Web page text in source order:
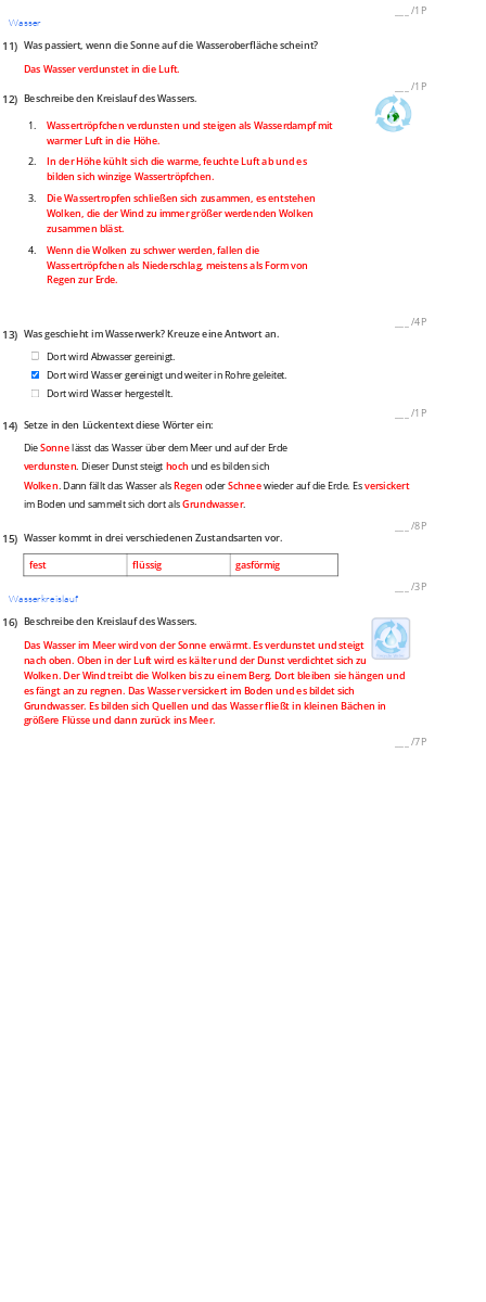
/1P
Wasser
11) Was passiert, wenn die Sonne auf die Wasseroberfläche scheint?
Das Wasser verdunstet in die Luft.
/1P
12) Beschreibe den Kreislauf des Wassers.
1.
Wassertröpfchen verdunsten und steigen als Wasserdampf mit
warmer Luft in die Höhe.
2. In der Höhe kühlt sich die warme, feuchte Luft ab und es
bilden sich winzige Wassertröpfchen.
3.
Die Wassertropfen schließen sich zusammen, es entstehen
Wolken, die der Wind zu immer größer werdenden Wolken
zusammen bläst.
4.
Wenn die Wolken zu schwer werden, fallen die
Wassertröpfchen als Niederschlag, meistens als Form von
Regen zur Erde.
/4P
13) Was geschieht im Wasserwerk? Kreuze eine Antwort an.
Dort wird Abwasser gereinigt.
Dort wird Wasser gereinigt und weiter in Rohre geleitet.
Dort wird Wasser hergestellt.
/1P
14) Setze in den Lückentext diese Wörter ein:
DieSonnelässt das Wasser über dem Meer und auf der Erde
verdunsten . Dieser Dunst steigt hoch und es bilden sich
Wolken . Dann fällt das Wasser alsRegen oderSchneewieder auf die Erde. Esversickert
im Boden und sammelt sich dort alsGrundwasser.
/8P
15) Wasser kommt in drei verschiedenen Zustandsarten vor.
fest flüssig gasförmig
/3P
Wasserkreislauf
16) Beschreibe den Kreislauf des Wassers.
Das Wasser im Meer wird von der Sonne erwärmt. Es verdunstet und steigt
nach oben. Oben in der Luft wird es kälter und der Dunst verdichtet sich zu
Wolken. Der Wind treibt die Wolken bis zu einem Berg. Dort bleiben sie hängen und
es fängt an zu regnen. Das Wasser versickert im Boden und es bildet sich
Grundwasser. Es bilden sich Quellen und das Wasser fließt in kleinen Bächen in
größere Flüsse und dann zurück ins Meer.
/7P